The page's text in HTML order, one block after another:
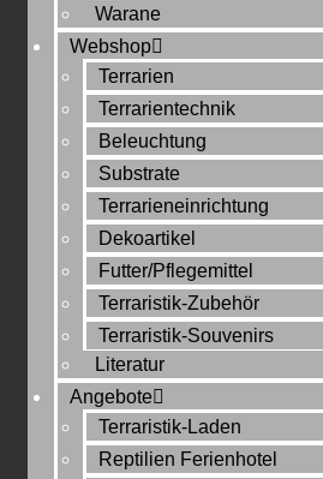
Warane
Webshop
Terrarien
Terrarientechnik
Beleuchtung
Substrate
Terrarieneinrichtung
Dekoartikel
Futter/Pflegemittel
Terraristik-Zubehör
Terraristik-Souvenirs
Literatur
Angebote
Terraristik-Laden
Reptilien Ferienhotel